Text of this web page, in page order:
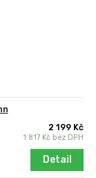
2 199 Kč
1 817 Kč bez DPH
Detail